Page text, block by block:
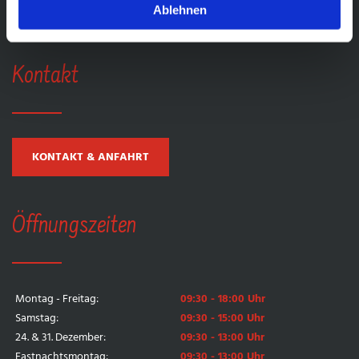
Ablehnen
Ettenheim|Herbolzheim
Kontakt
KONTAKT & ANFAHRT
Öffnungszeiten
Montag - Freitag:
09:30 - 18:00 Uhr
Samstag:
09:30 - 15:00 Uhr
24. & 31. Dezember:
09:30 - 13:00 Uhr